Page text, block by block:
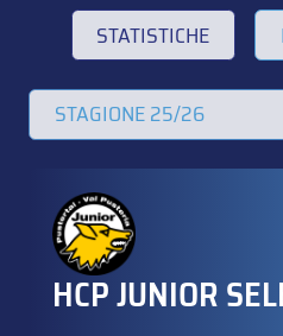
STATISTICHE
HCP JUNIOR